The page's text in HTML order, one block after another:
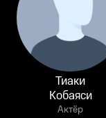
Тиаки
Кобаяси
Актёр